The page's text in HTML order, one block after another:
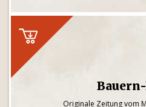
Originale Zeitung vom